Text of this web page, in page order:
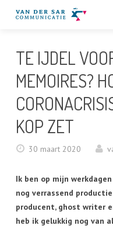
DIENSTEN
QUOTES
PORTFOLIO
BLOG
CONTACT
TE IJDEL
MEMOIRES?
KOP ZET
30 maart 2020
Ik ben op mijn
nog verrassend
producent, ghost writer
heb ik gelukkig nog van